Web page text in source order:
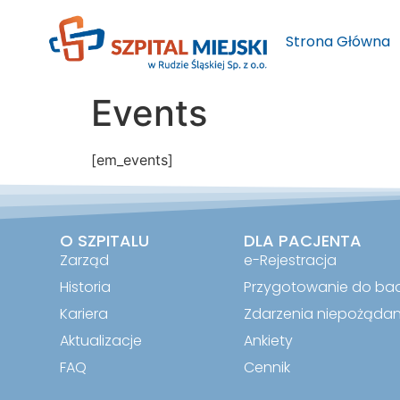
Strona Główna
Events
[em_events]
O SZPITALU
Zarząd
Historia
Kariera
Aktualizacje
FAQ
DLA PACJENTA
e-Rejestracja
Przygotowanie do
Zdarzenia
Ankiety
Cennik